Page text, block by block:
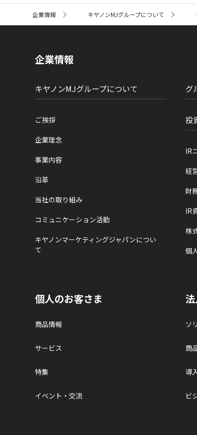
ト
企業情報 キヤノンMJグループについて
企業情報
キヤノンMJグループについて
ご挨拶
企業理念
事業内容
沿革
当社の取り組み
コミュニケーション活動
キヤノンマーケティングジャパンについ
て
グ
投
IR
経
財
IR
株
個
個人のお客さま
商品情報
サービス
特集
イベント・交流
ソ
商
導
ビ